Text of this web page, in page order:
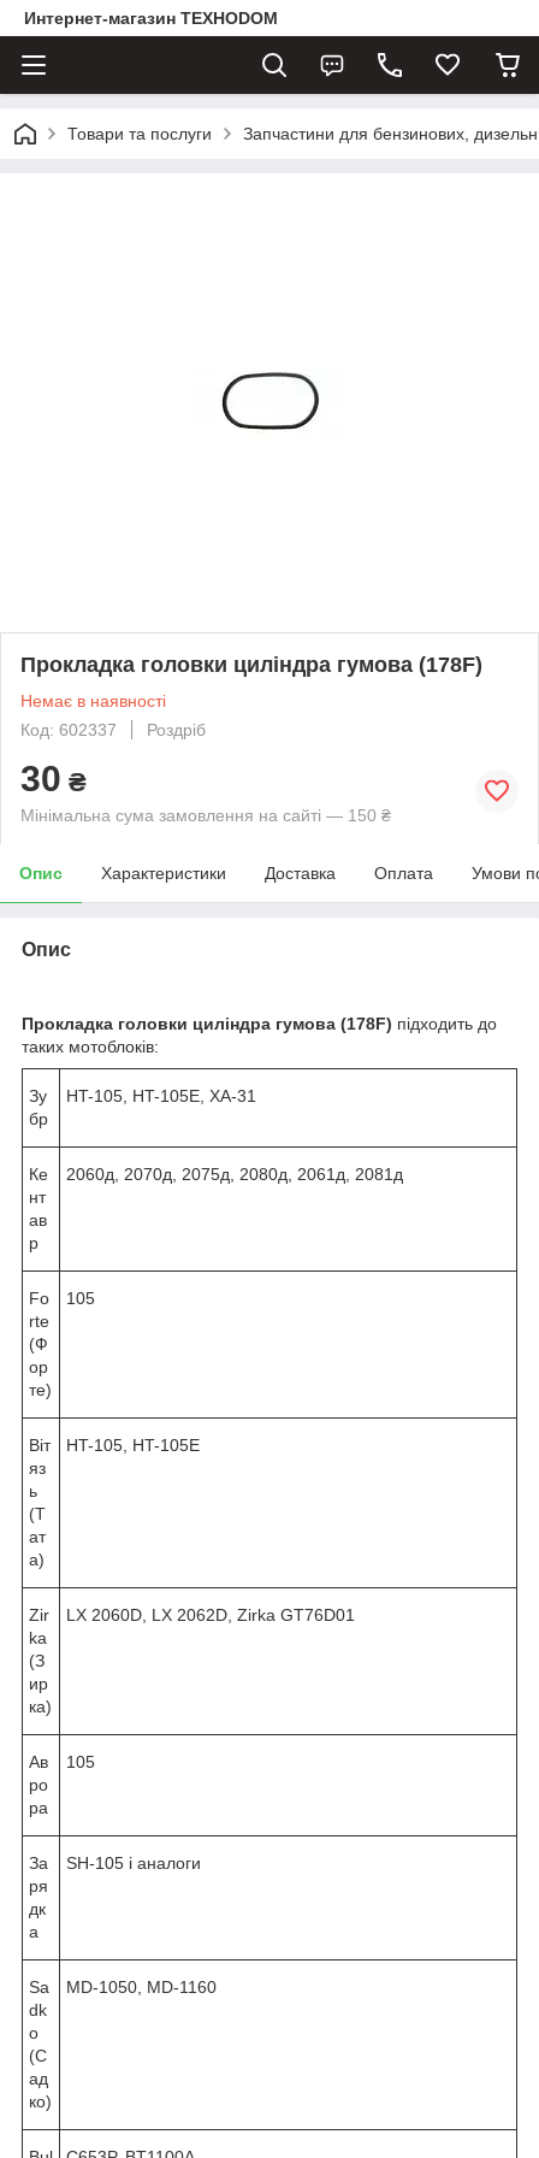
Интернет-магазин ТЕХНОDOM
Товари та послуги Запчастини для бензинових,
Прокладка головки циліндра гумова (178F)
Немає в наявності
Код: 602337
Роздріб
30 ₴
Мінімальна сума замовлення на сайті — 150 ₴
Опис Характеристики Доставка Оплата Умови
Опис
Прокладка головки циліндра гумова (178F) підходить до
таких мотоблоків:
Зу
бр
HT-105, HT-105E, ХА-31
Ке
нт
ав
р
2060д, 2070д, 2075д, 2080д, 2061д, 2081д
Fo
rte
(Ф
ор
те)
105
Віт
яз
ь
(Т
ат
а)
HT-105, HT-105E
Zir
ka
(З
ир
ка)
LX 2060D, LX 2062D, Zirka GT76D01
Ав
ро
ра
105
За
ря
дк
а
SH-105 і аналоги
Sa
dk
o
(С
ад
ко)
MD-1050, MD-1160